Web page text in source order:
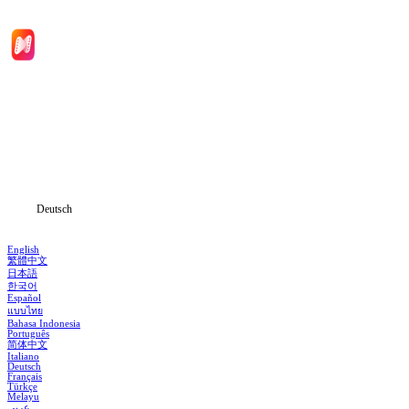
Deutsch
English
繁體中文
日本語
한국어
Español
แบบไทย
Bahasa Indonesia
Português
简体中文
Italiano
Deutsch
Français
Türkçe
Melayu